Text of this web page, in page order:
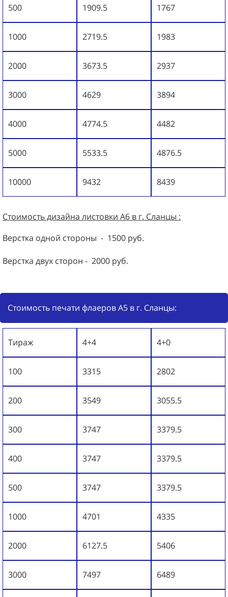
500 1909.5 1767
1000 2719.5 1983
2000 3673.5 2937
3000 4629 3894
4000 4774.5 4482
5000 5533.5 4876.5
10000 9432 8439
Стоимость дизайна листовки А6 в г. Сланцы :
Верстка одной стороны - 1500 руб.
Верстка двух сторон - 2000 руб.
Стоимость печати флаеров А5 в г. Сланцы:
Тираж 4+4 4+0
100 3315 2802
200 3549 3055.5
300 3747 3379.5
400 3747 3379.5
500 3747 3379.5
1000 4701 4335
2000 6127.5 5406
3000 7497 6489